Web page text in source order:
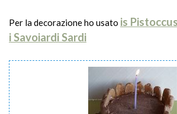
Per la decorazione ho usato is
i Savoiardi Sardi